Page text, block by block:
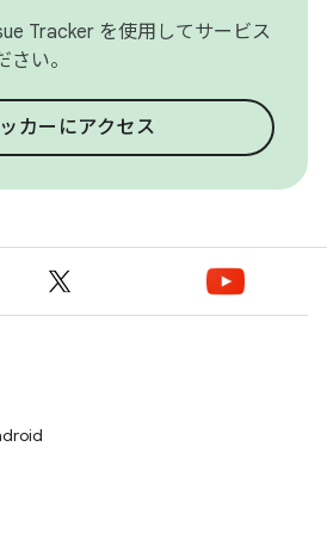
Tracker を使用してサービス
い。
カーにアクセス